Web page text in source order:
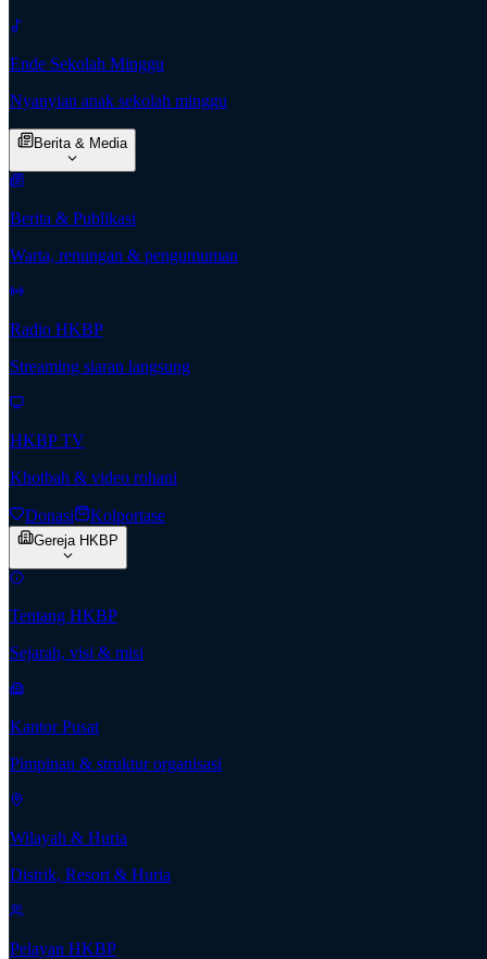
Ende Sekolah Minggu
Nyanyian anak sekolah minggu
Berita & Media
Berita & Publikasi
Warta, renungan & pengumuman
Radio HKBP
Streaming siaran langsung
HKBP TV
Khotbah & video rohani
Donasi Kolportase
Gereja HKBP
Tentang HKBP
Sejarah, visi & misi
Kantor Pusat
Pimpinan & struktur organisasi
Wilayah & Huria
Distrik, Resort & Huria
Pelayan HKBP